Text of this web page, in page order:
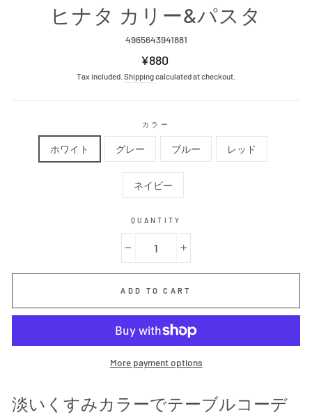
ヒナタ カリー&パスタ
4965643941881
Regular
price
¥880
Tax included. Shippingcalculated at checkout.
カラー
ホワイト グレー ブルー レッド
ネイビー
QUANTITY
ADD TO CART
More payment options
淡いくすみカラーでテーブルコーデ